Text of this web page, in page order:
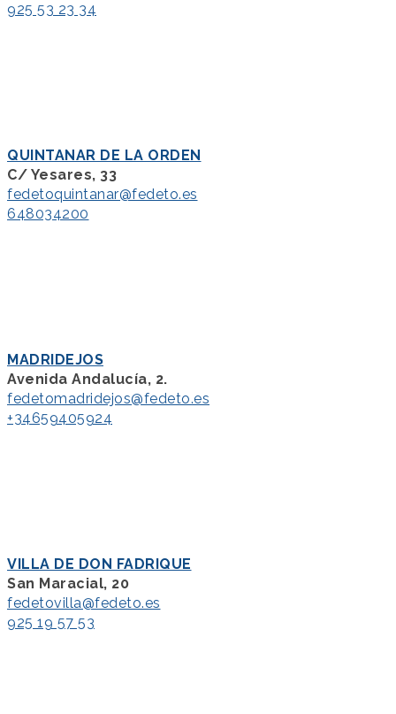
925 53 23 34
QUINTANAR DE LA ORDEN
C/ Yesares, 33
fedetoquintanar@fedeto.es
648034200
MADRIDEJOS
Avenida Andalucía, 2.
fedetomadridejos@fedeto.es
+34659405924
VILLA DE DON FADRIQUE
San Maracial, 20
fedetovilla@fedeto.es
925 19 57 53